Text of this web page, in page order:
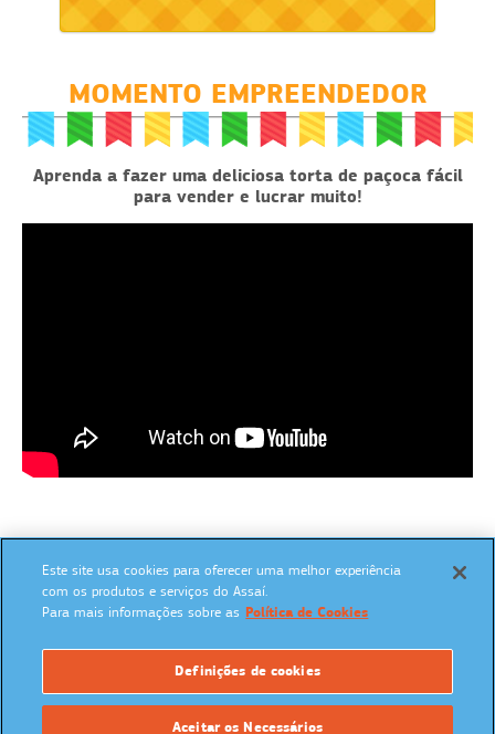
MOMENTO EMPREENDEDOR
Aprenda a fazer uma deliciosa torta de paçoca fácil
para vender e lucrar muito!
SIGA NAS REDES SOCIAIS:
Este site usa cookies para oferecer uma melhor experiência
com os produtos e serviços do Assaí.
Para mais informações sobre as Política de Cookies
Definições de cookies
Aceitar os Necessários